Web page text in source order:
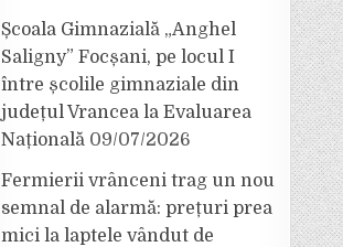
Școala Gimnazială „Anghel
Saligny” Focșani, pe locul I
între școlile gimnaziale din
județul Vrancea la Evaluarea
Națională 09/07/2026
Fermierii vrânceni trag un nou
semnal de alarmă: prețuri prea
mici la laptele vândut de